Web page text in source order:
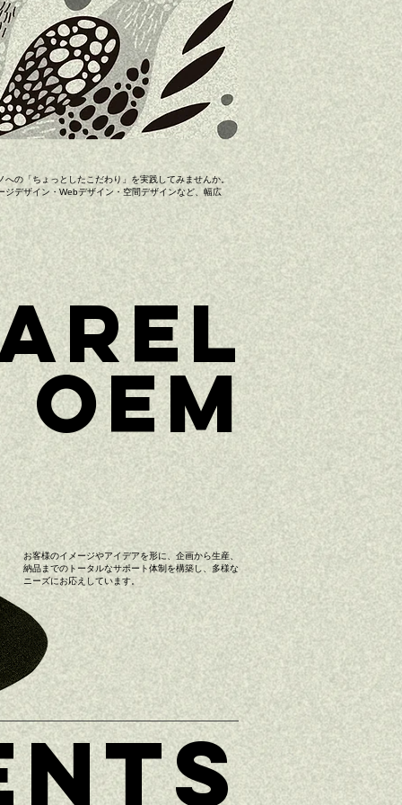
の「ちょっとしたこだわり」を実践してみませんか。
デザイン・Webデザイン・空間デザインなど、幅広
OEM
お客様のイメージやアイデアを形に、企画から生産、
納品までのトータルなサポート体制を構築し、多様な
ニーズにお応えしています。